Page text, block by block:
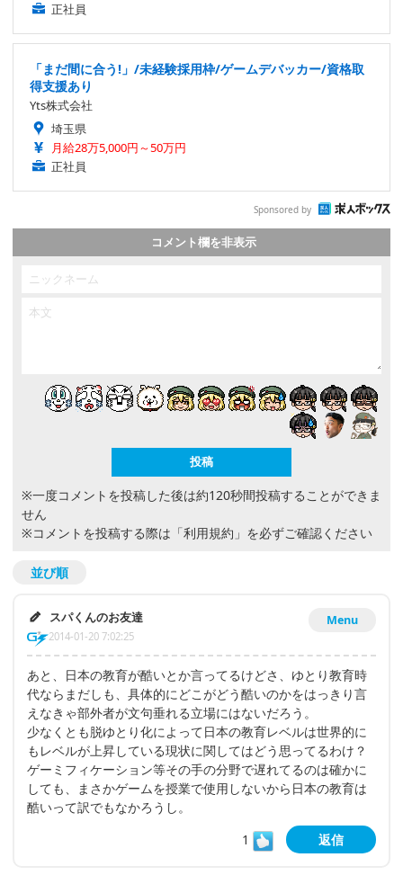
正社員
「まだ間に合う!」/未経験採用枠/ゲームデバッカー/資格取
得支援あり
Yts株式会社
埼玉県
月給28万5,000円～50万円
正社員
Sponsored by
コメント欄を非表示
※一度コメントを投稿した後は約120秒間投稿することができま
せん
※コメントを投稿する際は 「利用規約」 を必ずご確認ください
並び順
Menu
スパくんのお友達
2014-01-20 7:02:25
あと、日本の教育が酷いとか言ってるけどさ、ゆとり教育時
代ならまだしも、具体的にどこがどう酷いのかをはっきり言
えなきゃ部外者が文句垂れる立場にはないだろう。
少なくとも脱ゆとり化によって日本の教育レベルは世界的に
もレベルが上昇している現状に関してはどう思ってるわけ？
ゲーミフィケーション等その手の分野で遅れてるのは確かに
しても、まさかゲームを授業で使用しないから日本の教育は
酷いって訳でもなかろうし。
1
返信